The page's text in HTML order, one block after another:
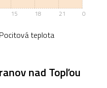
15 18 21 0
teplota
nad Topľou